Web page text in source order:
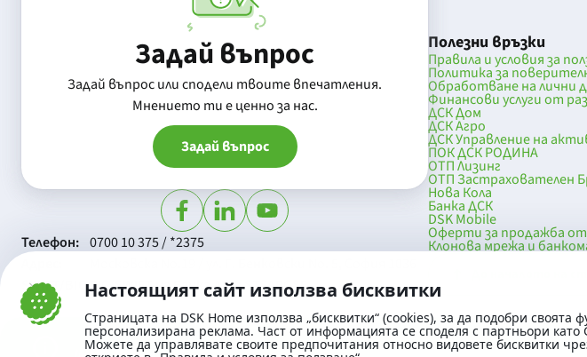
Настоящият сайт използва бисквитки
Страницата на DSK Home използва „бисквитки“ (cookies), за да подобри
персонализирана реклама. Част от информацията се споделя с партньори
Можете да управлявате своите предпочитания относно видовете бисквитки
Задай въпрос
Задай въпрос или сподели твоите впечатления.
Mнението ти е ценно за нас.
Задай въпрос
Телефон:
SWIFT/BIC:
0700 10 375 / *2375
BIC/SWIFT на Банка ДСК: STSABGSF
Полезни връзки
Правила и условия за
Политика за
Обработване на лични
Финансови услуги от
ДСК Дом
ДСК Агро
ДСК Управление на
ПОК ДСК РОДИНА
ОТП Лизинг
ОТП Застрахователен
Нова Кола
Банка ДСК
DSK Mobile
Оферти за продажба
Клонова мрежа и